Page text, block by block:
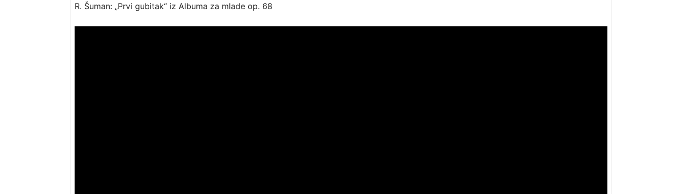
R. Šuman: „Prvi gubitak“ iz Albuma za mlade op. 68